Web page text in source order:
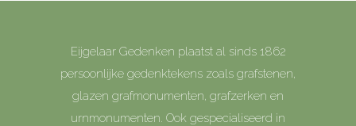
Eijgelaar Gedenken plaatst al sinds 1862
persoonlijke gedenktekens zoals grafstenen,
glazen grafmonumenten, grafzerken en
urnmonumenten. Ook gespecialiseerd in